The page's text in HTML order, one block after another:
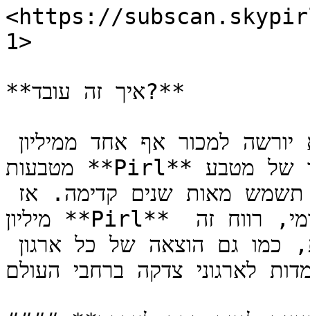
<https://
1>
**איך זה עובד?**
מטבעות **Pirl** הדבר ישפיע גם על ערכו של מטבע **Pirl**,
מיליון **Pirl** יוצמדו למאשרים והוא יקבל תגמול יומי, רווח זה
לארגוני צדקה ברחבי העולם